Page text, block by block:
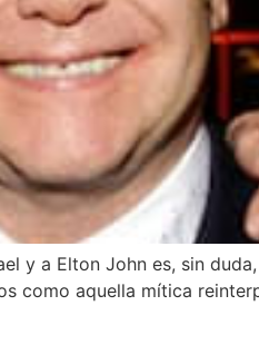
y a Elton John es, sin
como aquella mítica